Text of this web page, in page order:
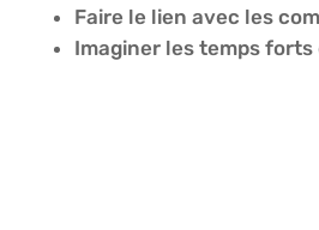
Faire le lien avec les
Imaginer les temps forts